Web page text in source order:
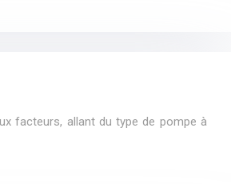
facteurs, allant du type de pompe à